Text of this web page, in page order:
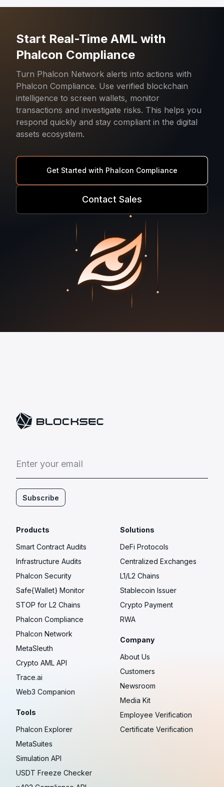
Start Real-Time AML with
Phalcon Compliance
Turn Phalcon Network alerts into actions with
Phalcon Compliance. Use verified blockchain
intelligence to screen wallets, monitor
transactions and investigate risks. This helps you
respond quickly and stay compliant in the digital
assets ecosystem.
Get Started with Phalcon Compliance
Contact Sales
Enter your email
Subscribe
Products
Smart Contract Audits
Infrastructure Audits
Phalcon Security
Safe{Wallet} Monitor
STOP for L2 Chains
Phalcon Compliance
Phalcon Network
MetaSleuth
Crypto AML API
Trace.ai
Web3 Companion
Tools
Phalcon Explorer
MetaSuites
Simulation API
USDT Freeze Checker
Solutions
DeFi Protocols
Centralized Exchanges
L1/L2 Chains
Stablecoin Issuer
Crypto Payment
RWA
Company
About Us
Customers
Newsroom
Media Kit
Employee Verification
Certificate Verification